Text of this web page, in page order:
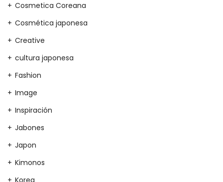
Cosmetica Coreana
Cosmética japonesa
Creative
cultura japonesa
Fashion
Image
Inspiración
Jabones
Japon
Kimonos